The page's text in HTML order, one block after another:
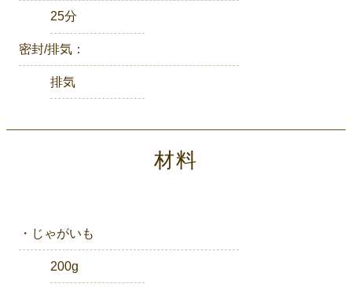
25分
密封/排気：
排気
材料
・じゃがいも
200g